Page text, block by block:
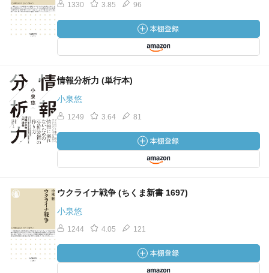
1330 3.85 96
情報分析力 (単行本)
小泉悠
1249 3.64 81
ウクライナ戦争 (ちくま新書 1697)
小泉悠
1244 4.05 121